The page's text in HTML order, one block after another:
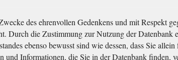
Fischofová
26. 10. 1879.
08. 01. 1943 Theresienstadt.
des ehrenvollen Gedenkens und mit Respekt
Durch die Zustimmung zur Nutzung der Datenbank
ebenso bewusst sind wie dessen, dass Sie
und Informationen, die Sie in der Datenbank finden,